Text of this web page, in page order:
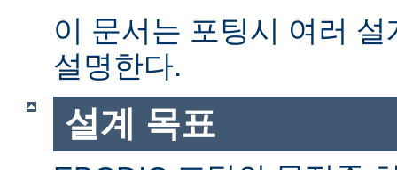
이 문서는 포팅시 여러
설명한다.
설계 목표